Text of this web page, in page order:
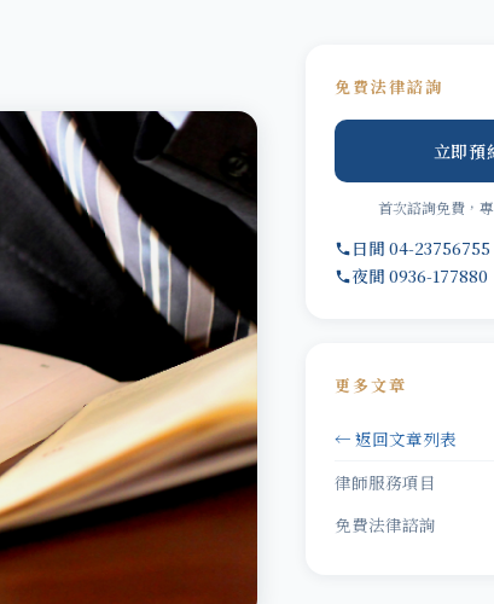
免費法律諮詢
立即預
首次諮詢免費，
日間 04-23756755
夜間 0936-177880
更多文章
← 返回文章列表
律師服務項目
免費法律諮詢